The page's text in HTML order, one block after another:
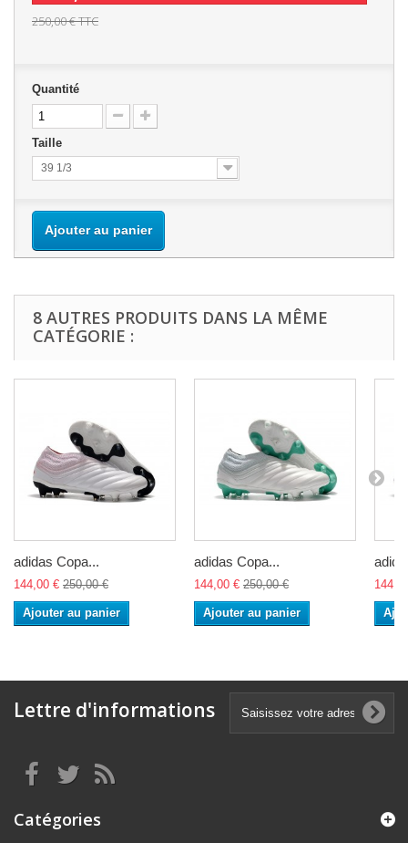
250,00 €TTC
Quantité
Taille
39 1/3
Ajouter au panier
8 AUTRES PRODUITS DANS LA MÊME
CATÉGORIE :
adidas Copa...
144,00 € 250,00 €
Ajouter au panier
adidas Copa...
144,00 € 250,00 €
Ajouter au panier
Lettre d'informations
Catégories